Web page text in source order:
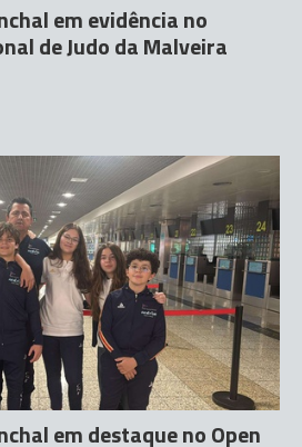
em evidência no
de Judo da Malveira
em destaque no Open